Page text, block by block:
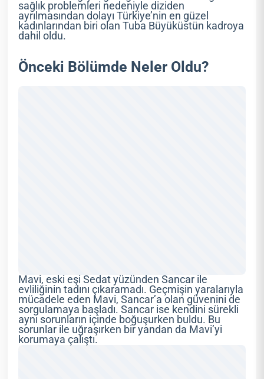
sağlık problemleri nedeniyle diziden
ayrılmasından dolayı Türkiye’nin en güzel
kadınlarından biri olan Tuba Büyüküstün kadroya
dahil oldu.
Önceki Bölümde Neler Oldu?
Mavi, eski eşi Sedat yüzünden Sancar ile
evliliğinin tadını çıkaramadı. Geçmişin yaralarıyla
mücadele eden Mavi, Sancar’a olan güvenini de
sorgulamaya başladı. Sancar ise kendini sürekli
aynı sorunların içinde boğuşurken buldu. Bu
sorunlar ile uğraşırken bir yandan da Mavi’yi
korumaya çalıştı.